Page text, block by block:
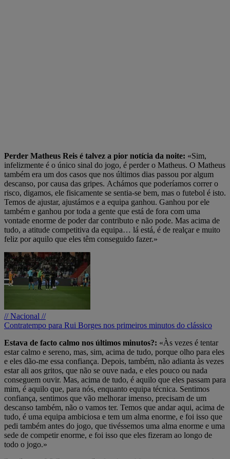
Perder Matheus Reis é talvez a pior notícia da noite: «Sim,
infelizmente é o único sinal do jogo, é perder o Matheus. O Matheus
também era um dos casos que nos últimos dias passou por algum
descanso, por causa das gripes. Achámos que poderíamos correr o
risco, digamos, ele fisicamente se sentia-se bem, mas o futebol é isto.
Temos de ajustar, ajustámos e a equipa ganhou. Ganhou por ele
também e ganhou por toda a gente que está de fora com uma
vontade enorme de poder dar contributo e não pode. Mas acima de
tudo, a atitude competitiva da equipa… lá está, é de realçar e muito
feliz por aquilo que eles têm conseguido fazer.»
// Nacional //
Contratempo para Rui Borges nos primeiros minutos do clássico
Estava de facto calmo nos últimos minutos?: «Às vezes é tentar
estar calmo e sereno, mas, sim, acima de tudo, porque olho para eles
e eles dão-me essa confiança. Depois, também, não adianta às vezes
estar ali aos gritos, que não se ouve nada, e eles pouco ou nada
conseguem ouvir. Mas, acima de tudo, é aquilo que eles passam para
mim, é aquilo que, para nós, enquanto equipa técnica. Sentimos
confiança, sentimos que vão melhorar imenso, precisam de um
descanso também, não o vamos ter. Temos que andar aqui, acima de
tudo, é uma equipa ambiciosa e tem um alma enorme, e foi isso que
pedi também antes do jogo, que tivéssemos uma alma enorme e uma
sede de competir enorme, e foi isso que eles fizeram ao longo de
todo o jogo.»